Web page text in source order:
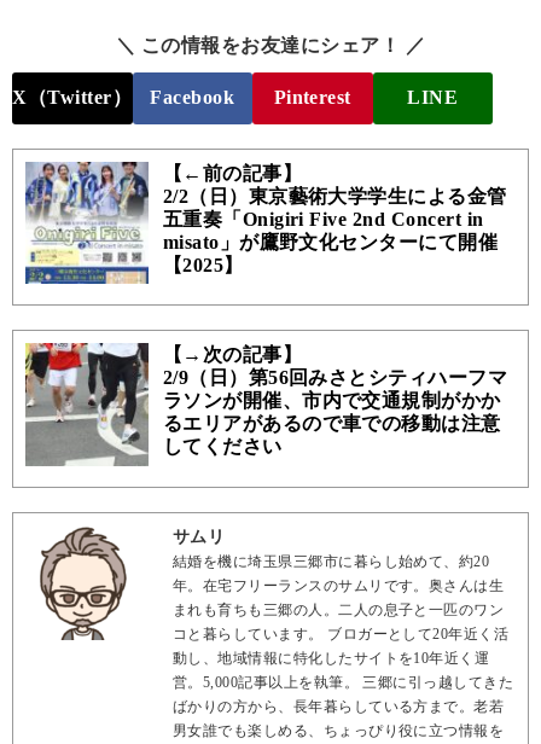
＼ この情報をお友達にシェア！ ／
X（Twitter） Facebook Pinterest LINE
【←前の記事】
2/2（日）東京藝術大学学生による金管
五重奏「Onigiri Five 2nd Concert in
misato」が鷹野文化センターにて開催
【2025】
【→次の記事】
2/9（日）第56回みさとシティハーフマ
ラソンが開催、市内で交通規制がかか
るエリアがあるので車での移動は注意
してください
サムリ
結婚を機に埼玉県三郷市に暮らし始めて、約20
年。在宅フリーランスのサムリです。奥さんは生
まれも育ちも三郷の人。二人の息子と一匹のワン
コと暮らしています。 ブロガーとして20年近く活
動し、地域情報に特化したサイトを10年近く運
営。5,000記事以上を執筆。 三郷に引っ越してきた
ばかりの方から、長年暮らしている方まで。老若
男女誰でも楽しめる、ちょっぴり役に立つ情報を